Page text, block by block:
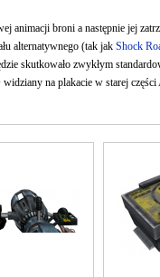
animacji broni a następnie jej
alternatywnego (tak jak Shock
skutkowało zwykłym
widziany na plakacie w starej części